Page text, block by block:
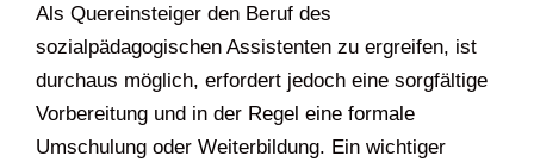
Als Quereinsteiger den Beruf des
sozialpädagogischen Assistenten zu ergreifen, ist
durchaus möglich, erfordert jedoch eine sorgfältige
Vorbereitung und in der Regel eine formale
Umschulung oder Weiterbildung. Ein wichtiger